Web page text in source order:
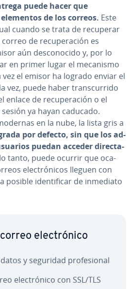
puede hacer que
de los correos. Este
cuando se trata de recuperar
de re­cu­pe­ra­ción es
aún de­s­co­no­ci­do y, por lo
en primer lugar el mecanismo
vez el emisor ha logrado enviar el
vez, puede haber tra­n­s­cu­rri­do
enlace de re­cu­pe­ra­ción o el
ya hayan caducado.
en la nube, la lista gris a
por defecto, sin que los ad­
puedan acceder di­re­c­ta­
tanto, puede ocurrir que oca­
ele­c­tró­ni­cos lleguen con
posible ide­n­ti­fi­car de inmediato
ele­c­tró­ni­co
y seguridad pro­fe­sio­nal
ele­c­tró­ni­co con SSL/TLS